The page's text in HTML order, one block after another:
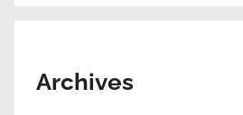
Archives